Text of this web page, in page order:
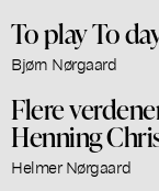
To play To
Bjørn Nørgaard
Flere
Henning
Helmer Nørgaard